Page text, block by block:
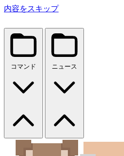
内容をスキップ
コマンド ニュース